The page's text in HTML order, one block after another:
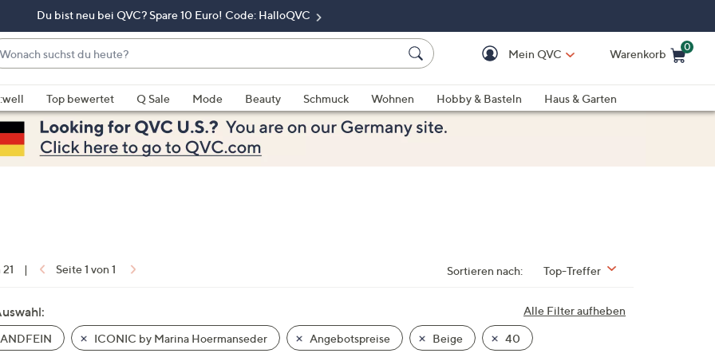
Du bist neu bei QVC? Spare 10 Euro! Code: HalloQVC
Mein QVC Warenkorb
0
Top bewertet Q Sale Mode Beauty Schmuck Wohnen Hobby & Basteln
Haus & Garten
| Seite 1 von 1 Sortieren nach: Top-Treffer
Alle Filter aufheben
ICONIC by Marina Hoermanseder Angebotspreise Beige 40